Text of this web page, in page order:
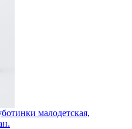
малодетская,